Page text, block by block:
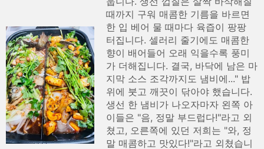
때까지 구워 매콤한 기름을 바르면
한 입 베어 물 때마다 육즙이 팡팡
터집니다. 셀러리 줄기에도 매콤한
향이 배어들어 오래 익을수록 풍미
가 더해집니다. 결국, 바닥에 남은 마
지막 소스 조각까지도 냄비에..." 밥
위에 붓고 깨끗이 닦아야 했습니다.
생선 한 냄비가 나오자마자 왼쪽 아
이들은 "음, 정말 부드럽다!"라고 외
쳤고, 오른쪽에 있던 저희는 "와, 정
말 매콤하고 맛있다!"라고 외쳤습니